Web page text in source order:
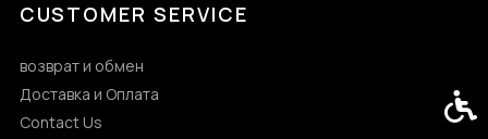
CUSTOMER SERVICE
возврат и обмен
Доставка и Оплата
Contact Us